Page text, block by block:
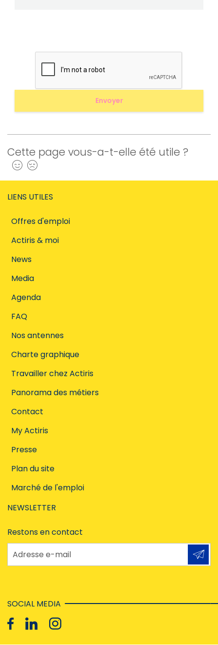
Cette page vous-a-t-elle été utile ?
Oui
LIENS UTILES
Offres d'emploi
Actiris & moi
News
Media
Agenda
FAQ
Nos antennes
Charte graphique
Travailler chez Actiris
Panorama des métiers
Contact
My Actiris
Presse
Plan du site
Marché de l'emploi
NEWSLETTER
Restons en contact
Adresse e-mail
SOCIAL MEDIA